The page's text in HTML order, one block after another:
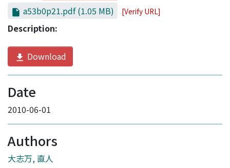
a53b0p21.pdf(1.05 MB) [Verify URL]
Description:
Download
Date
2010-06-01
Authors
大志万, 直人